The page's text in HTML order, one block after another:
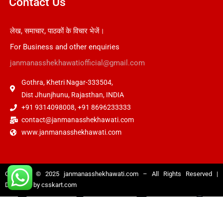
लेख, समाचार, पाठकों के विचार भेजें।
For Business and other enquiries
janmanasshekhawatiofficial@gmail.com
Gothra, Khetri Nagar-333504,
Dist Jhunjhunu, Rajasthan, INDIA
+91 9314098008, +91 8696233333
contact@janmanasshekhawati.com
www.janmanasshekhawati.com
Copyright © 2025 janmanasshekhawati.com – All Rights Reserved |
Designed by csskart.com